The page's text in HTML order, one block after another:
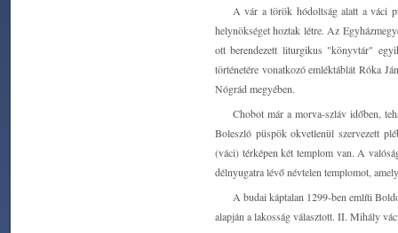
A vár a török hódoltság alatt a váci
helynökséget hoztak létre. Az
ott berendezett liturgikus "könyvtár"
történetére vonatkozó emléktáblát Róka
Nógrád megyében.
Chobot már a morva-szláv időben,
Boleszló püspök okvetlenül szervezett
(váci) térképen két templom van. A
délnyugatra lévő névtelen templomot,
A budai káptalan 1299-ben említi
alapján a lakosság választott. II. Mihály